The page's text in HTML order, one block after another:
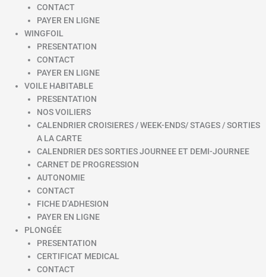
CONTACT
PAYER EN LIGNE
WINGFOIL
PRESENTATION
CONTACT
PAYER EN LIGNE
VOILE HABITABLE
PRESENTATION
NOS VOILIERS
CALENDRIER CROISIERES / WEEK-ENDS/ STAGES / SORTIES
A LA CARTE
CALENDRIER DES SORTIES JOURNEE ET DEMI-JOURNEE
CARNET DE PROGRESSION
AUTONOMIE
CONTACT
FICHE D’ADHESION
PAYER EN LIGNE
PLONGÉE
PRESENTATION
CERTIFICAT MEDICAL
CONTACT